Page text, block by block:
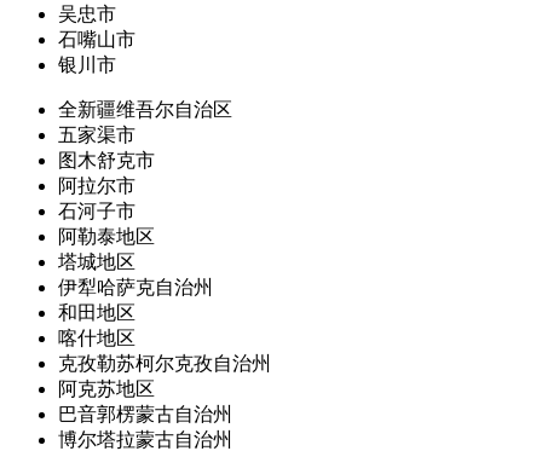
吴忠市
石嘴山市
银川市
全新疆维吾尔自治区
五家渠市
图木舒克市
阿拉尔市
石河子市
阿勒泰地区
塔城地区
伊犁哈萨克自治州
和田地区
喀什地区
克孜勒苏柯尔克孜自治州
阿克苏地区
巴音郭楞蒙古自治州
博尔塔拉蒙古自治州